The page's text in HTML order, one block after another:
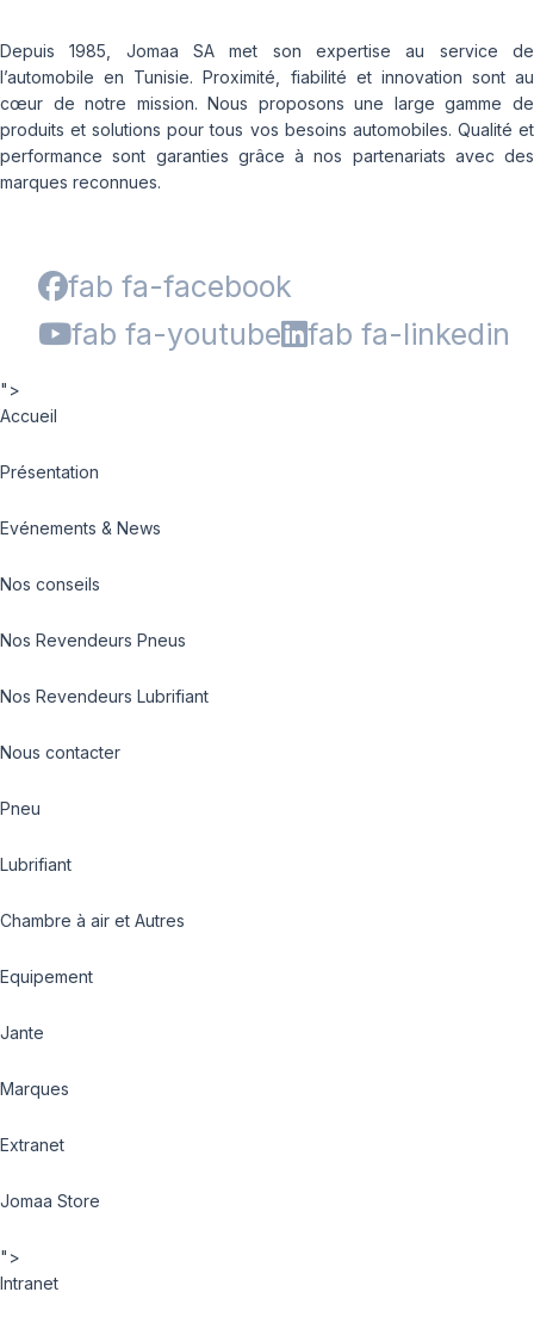
Depuis 1985, Jomaa SA met son expertise au service de
l’automobile en Tunisie. Proximité, fiabilité et innovation sont au
cœur de notre mission. Nous proposons une large gamme de
produits et solutions pour tous vos besoins automobiles. Qualité et
performance sont garanties grâce à nos partenariats avec des
marques reconnues.
fab fa-facebook
fab fa-youtube
fab fa-linkedin
">
Accueil
Présentation
Evénements & News
Nos conseils
Nos Revendeurs Pneus
Nos Revendeurs Lubrifiant
Nous contacter
Pneu
Lubrifiant
Chambre à air et Autres
Equipement
Jante
Marques
Extranet
Jomaa Store
">
Intranet